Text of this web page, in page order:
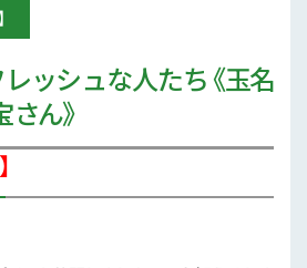
レッシュな人たち《玉名
ん》